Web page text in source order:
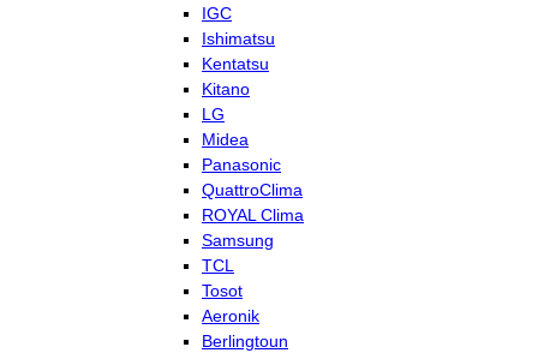
IGC
Ishimatsu
Kentatsu
Kitano
LG
Midea
Panasonic
QuattroClima
ROYAL Clima
Samsung
TCL
Tosot
Aeronik
Berlingtoun